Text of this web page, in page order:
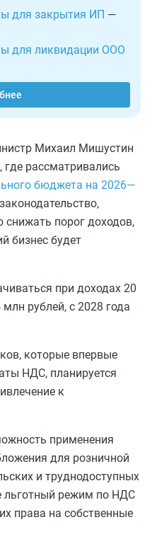
для закрытия ИП —
для ликвидации ООО
Михаил Мишустин
где рассматривались
бюджета на 2026—
снижать порог доходов,
бизнес будет
при доходах 20
рублей, с 2028 года
которые впервые
НДС, планируется
к
применения
для розничной
и труднодоступных
льготный режим по НДС
права на собственные